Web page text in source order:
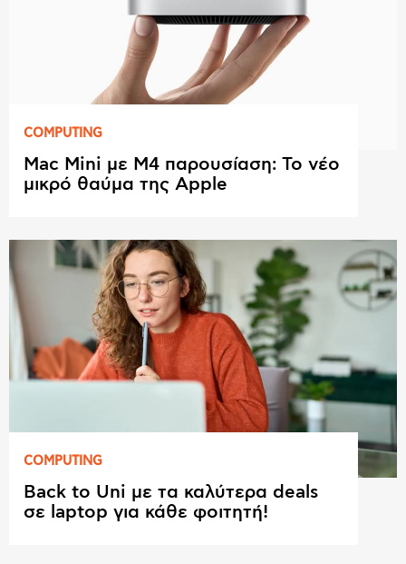
COMPUTING
Mac Mini με M4 παρουσίαση: Το νέο
μικρό θαύμα της Apple
COMPUTING
Back to Uni με τα καλύτερα deals
σε laptop για κάθε φοιτητή!